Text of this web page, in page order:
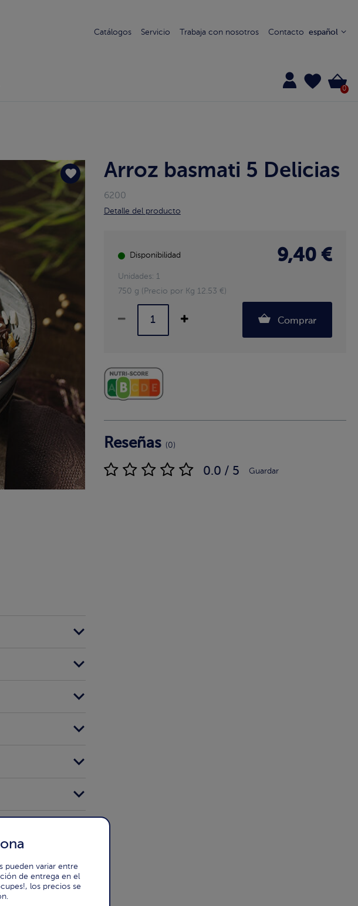
Catálogos Servicio Trabaja con nosotros Contacto español
0
Arroz basmati 5 Delicias
6200
Detalle del producto
Disponibilidad 9,40 €
Unidades: 1
750 g (Precio por Kg 12.53 €)
Comprar
Reseñas (0)
0.0 / 5 Guardar
pueden variar entre
de entrega en el
los precios se